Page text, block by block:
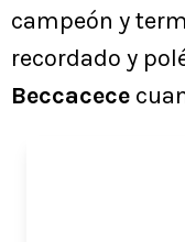
campeón y
recordado y
Beccacece